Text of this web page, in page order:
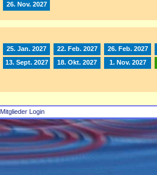
Mitglieder Login
26. Nov. 2027
25. Jan. 2027 22. Feb. 2027 26. Feb. 2027
13. Sept. 2027 18. Okt. 2027 1. Nov. 2027